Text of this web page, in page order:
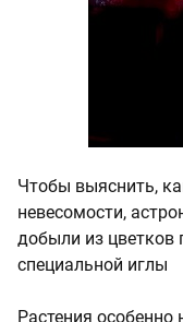
Чтобы выяснить,
невесомости,
добыли из цветков
специальной иглы
Растения